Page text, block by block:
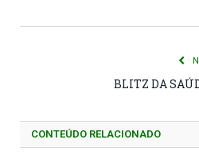
BLITZ DA
CONTEÚDO RELACIONADO